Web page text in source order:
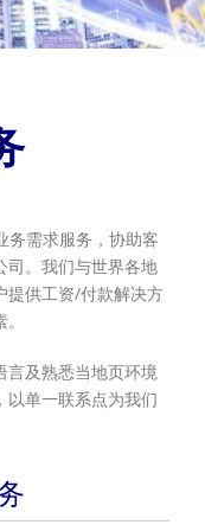
务需求服务，协助客
司。我们与世界各地
提供工资/付款解决方
言及熟悉当地页环境
以单一联系点为我们